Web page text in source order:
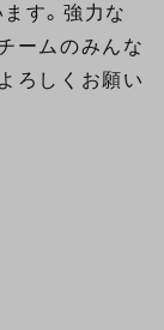
す。強力な
ームのみんな
ろしくお願い